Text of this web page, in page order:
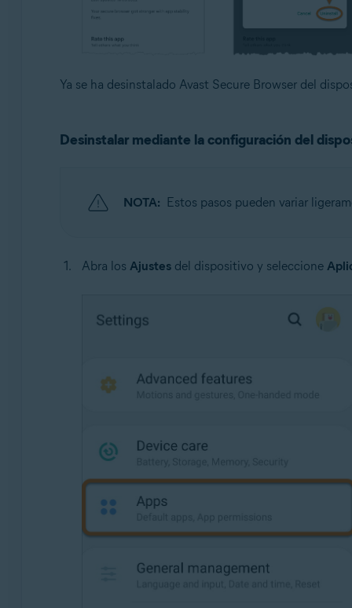
Ya se ha desinstalado Avast Secure Browser del
Desinstalar mediante la configuración del
NOTA: Estos pasos pueden variar
Abra los Ajustesdel dispositivo y seleccione